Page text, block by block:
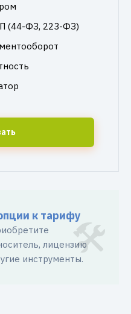
(44-ФЗ, 223-ФЗ)
к тарифу
лицензию
инструменты.